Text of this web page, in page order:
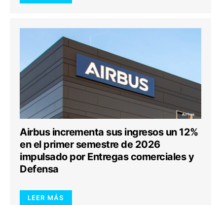
Airbus incrementa sus ingresos un 12%
en el primer semestre de 2026
impulsado por Entregas comerciales y
Defensa
LEER MÁS